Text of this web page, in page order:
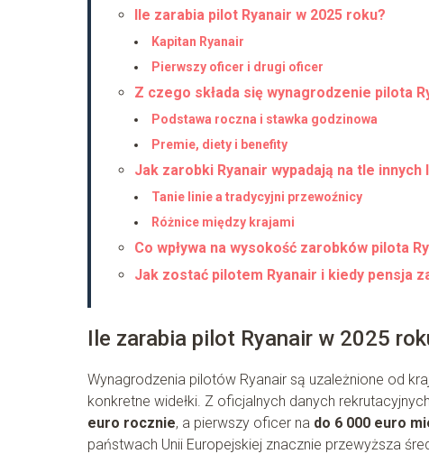
Ile zarabia pilot Ryanair w 2025 roku?
Kapitan Ryanair
Pierwszy oficer i drugi oficer
Z czego składa się wynagrodzenie pilota
Podstawa roczna i stawka godzinowa
Premie, diety i benefity
Jak zarobki Ryanair wypadają na tle innych
Tanie linie a tradycyjni przewoźnicy
Różnice między krajami
Co wpływa na wysokość zarobków pilota
Jak zostać pilotem Ryanair i kiedy pensja
Ile zarabia pilot Ryanair w 2025
Wynagrodzenia pilotów Ryanair są uzależnione od
konkretne widełki. Z oficjalnych danych
euro rocznie, a pierwszy oficer na do 6 000 euro
państwach Unii Europejskiej znacznie przewyższa